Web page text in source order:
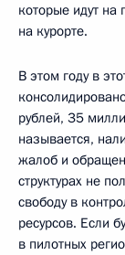
которые идут на
на курорте.
В этом году в
рублей, 35
называется,
жалоб и
структурах не
свободу в
ресурсов. Если
в пилотных